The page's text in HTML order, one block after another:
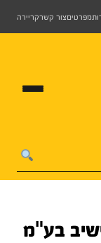
מפרטיםצור קשרקריירה
בע"מ